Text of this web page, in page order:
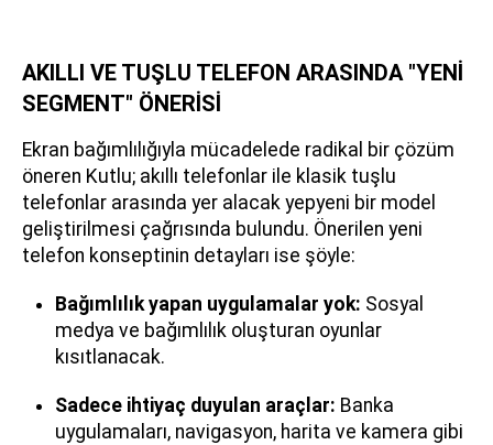
AKILLI VE TUŞLU TELEFON ARASINDA "YENİ
SEGMENT" ÖNERİSİ
Ekran bağımlılığıyla mücadelede radikal bir çözüm
öneren Kutlu; akıllı telefonlar ile klasik tuşlu
telefonlar arasında yer alacak yepyeni bir model
geliştirilmesi çağrısında bulundu. Önerilen yeni
telefon konseptinin detayları ise şöyle:
Bağımlılık yapan uygulamalar yok: Sosyal
medya ve bağımlılık oluşturan oyunlar
kısıtlanacak.
Sadece ihtiyaç duyulan araçlar: Banka
uygulamaları, navigasyon, harita ve kamera gibi